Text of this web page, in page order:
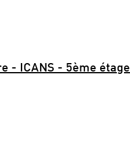
- ICANS - 5ème étage